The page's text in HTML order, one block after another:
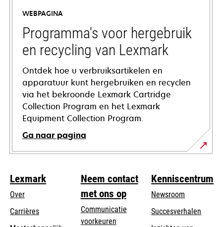
new
tab
WEBPAGINA
Programma's voor hergebruik
en recycling van Lexmark
Ontdek hoe u verbruiksartikelen en
apparatuur kunt hergebruiken en recyclen
via het bekroonde Lexmark Cartridge
Collection Program en het Lexmark
Equipment Collection Program.
Ga naar pagina
Lexmark
Over
Carrières
Neem contact
met ons op
Communicatie
voorkeuren
Kenniscentrum
Newsroom
Succesverhalen